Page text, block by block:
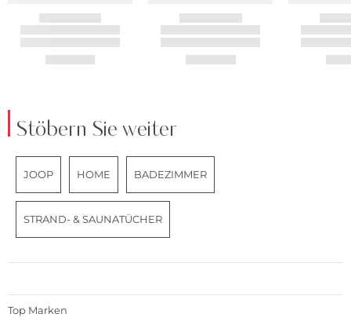
Stöbern Sie weiter
JOOP HOME BADEZIMMER
STRAND- & SAUNATÜCHER
Top Marken